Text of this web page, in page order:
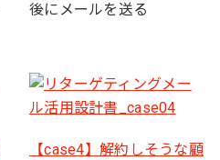
後にメールを送る
【case4】解約しそうな顧